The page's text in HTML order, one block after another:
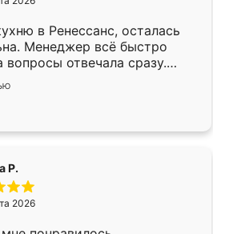
только здесь.
в Ренессанс, осталась
Менеджер всё быстро
вопросы отвечала сразу.
в субботу, подошёл к
ответственностью. Собрали
работали аккуратно, даже
Р.
2026